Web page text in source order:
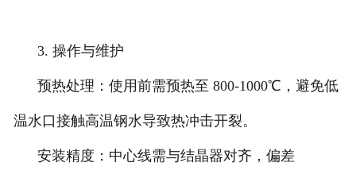
3. 操作与维护
预热处理：使用前需预热至 800-1000℃，避免低
温水口接触高温钢水导致热冲击开裂。
安装精度：中心线需与结晶器对齐，偏差